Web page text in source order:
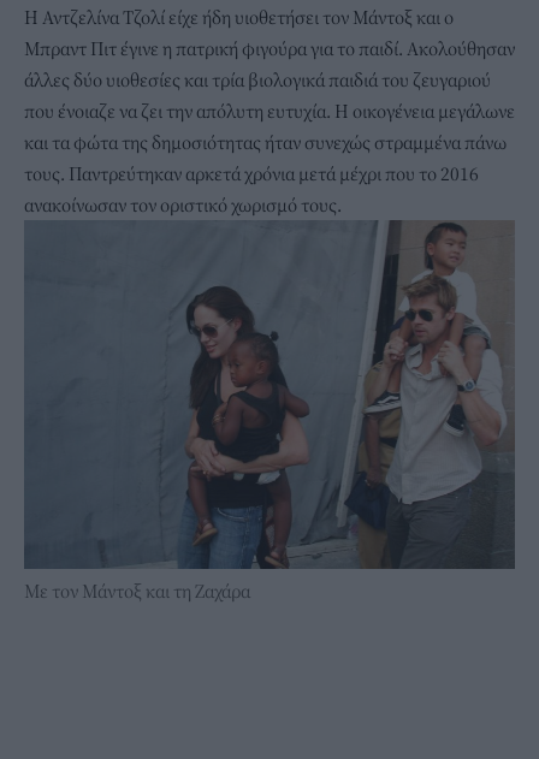
Η Αντζελίνα Τζολί είχε ήδη υιοθετήσει τον Μάντοξ και ο
Μπραντ Πιτ έγινε η πατρική φιγούρα για το παιδί. Ακολούθησαν
άλλες δύο υιοθεσίες και τρία βιολογικά παιδιά του ζευγαριού
που ένοιαζε να ζει την απόλυτη ευτυχία. Η οικογένεια μεγάλωνε
και τα φώτα της δημοσιότητας ήταν συνεχώς στραμμένα πάνω
τους. Παντρεύτηκαν αρκετά χρόνια μετά μέχρι που το 2016
ανακοίνωσαν τον οριστικό χωρισμό τους.
Με τον Μάντοξ και τη Ζαχάρα